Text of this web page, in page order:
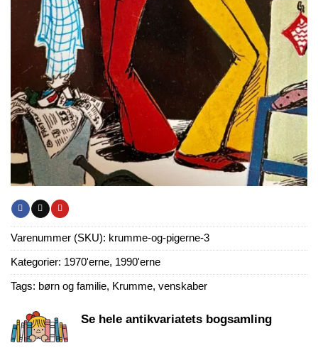
Varenummer (SKU): krumme-og-pigerne-3
Kategorier: 1970'erne, 1990'erne
Tags: børn og familie, Krumme, venskaber
Se hele antikvariatets bogsamling